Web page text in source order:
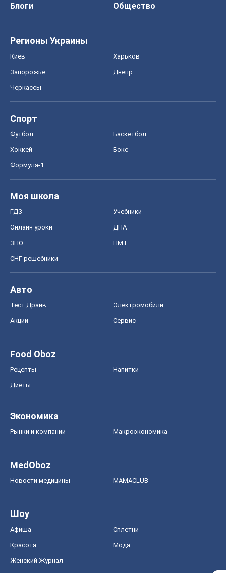
Блоги
Общество
Регионы Украины
Киев Харьков
Запорожье Днепр
Черкассы
Спорт
Футбол Баскетбол
Хоккей Бокс
Формула-1
Моя школа
ГДЗ Учебники
Онлайн уроки ДПА
ЗНО НМТ
СНГ решебники
Авто
Тест Драйв Электромобили
Акции Сервис
Food Oboz
Рецепты Напитки
Диеты
Экономика
Рынки и компании Mакроэкономика
MedOboz
Новости медицины MAMACLUB
Шоу
Афиша Сплетни
Красота Мода
Женский Журнал